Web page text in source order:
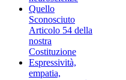
Quello
Sconosciuto
Articolo 54 della
nostra
Costituzione
Espressività,
empatia,